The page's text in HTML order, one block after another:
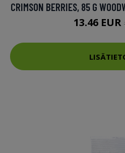
CRIMSON BERRIES, 85 G
13.46 EUR